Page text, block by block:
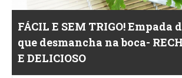
FÁCIL E SEM TRIGO! Empada
que desmancha na boca-
E DELICIOSO